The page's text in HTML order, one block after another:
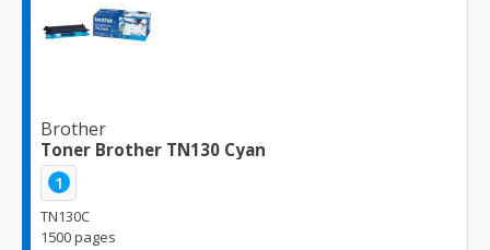
Brother
Toner Brother TN130 Cyan
1
TN130C
1500 pages